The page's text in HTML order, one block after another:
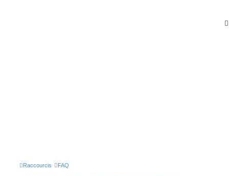
Raccourcis FAQ